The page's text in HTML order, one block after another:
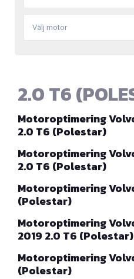
Välj motor
2.0 T6
Motoroptimering
2.0 T6 (Polestar)
Motoroptimering
2.0 T6 (Polestar)
Motoroptimering
(Polestar)
Motoroptimering
2019 2.0 T6 (Polestar)
Motoroptimering
(Polestar)